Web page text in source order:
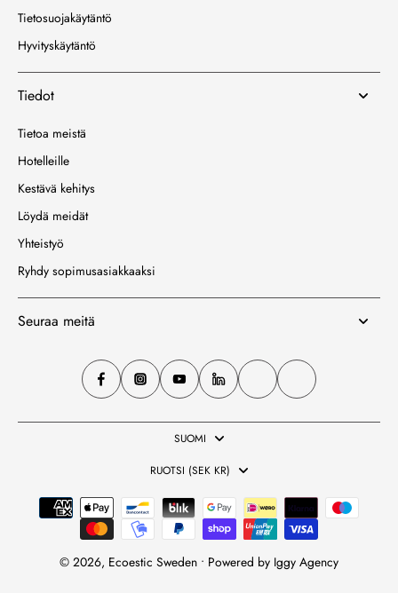
Tietosuojakäytäntö
Hyvityskäytäntö
Tiedot
Tietoa meistä
Hotelleille
Kestävä kehitys
Löydä meidät
Yhteistyö
Ryhdy sopimusasiakkaaksi
Seuraa meitä
SUOMI
RUOTSI (SEK KR)
© 2026, Ecoestic Sweden • Powered by Iggy Agency